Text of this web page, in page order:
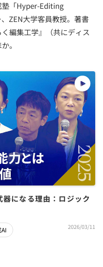
塾「Hyper-Editing
ZEN大学客員教授。著書
編集工学』（共にディス
。
になる理由：ロジック
2026/03/11